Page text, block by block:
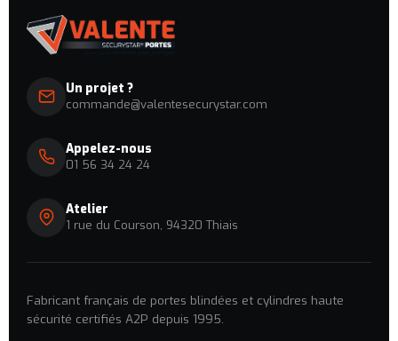
Un projet ?
commande@valentesecurystar.com
Appelez-nous
01 56 34 24 24
Atelier
1 rue du Courson, 94320 Thiais
Fabricant français de portes blindées et cylindres haute
sécurité certifiés A2P depuis 1995.